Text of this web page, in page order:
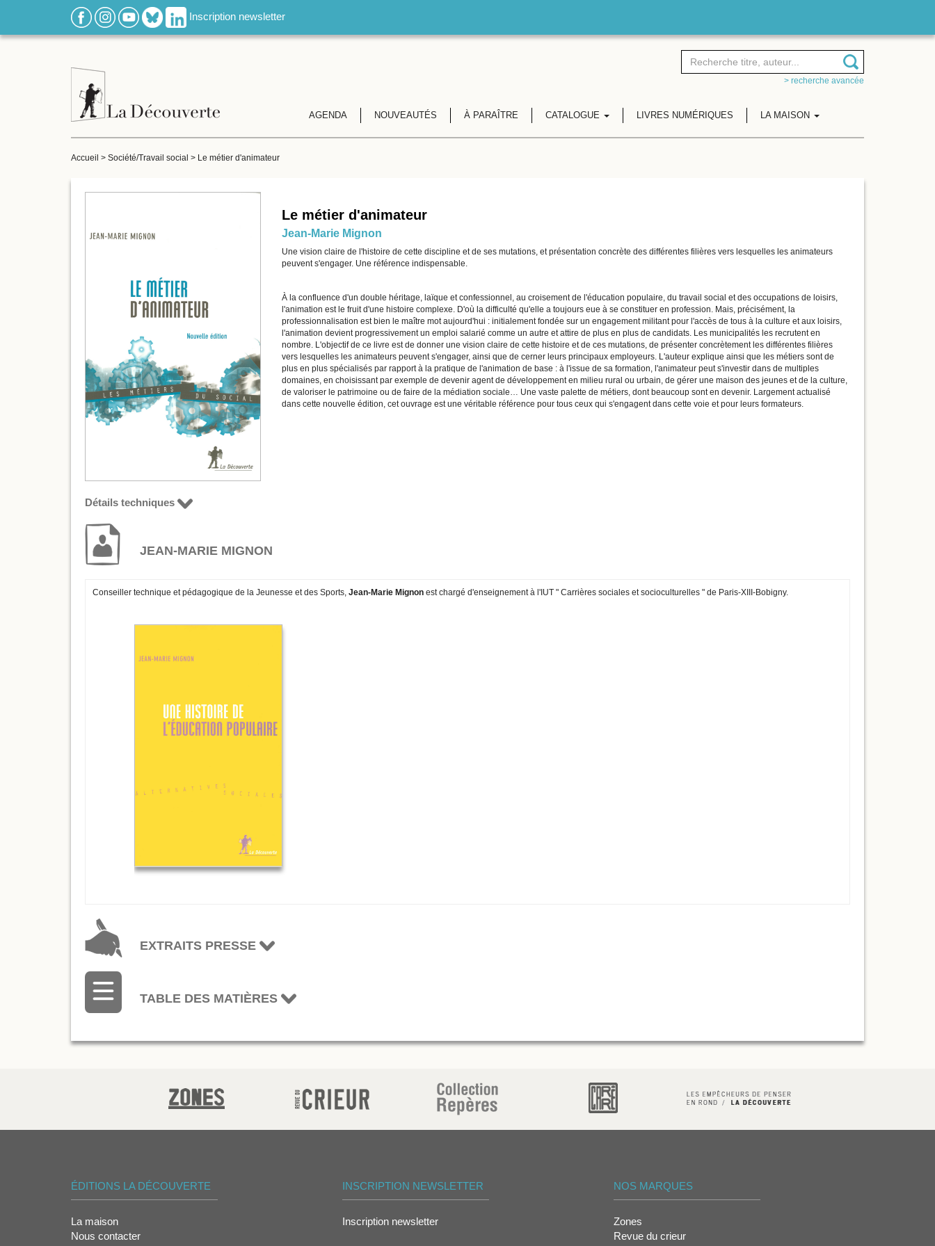
Inscription newsletter
> recherche avancée
AGENDA NOUVEAUTÉS À PARAÎTRE CATALOGUE LIVRES NUMÉRIQUES LA MAISON
Accueil > Société/Travail social > Le métier d'animateur
Le métier d'animateur
Jean-Marie Mignon
Une vision claire de l'histoire de cette discipline et de ses mutations, et présentation concrète des différentes filières vers lesquelles les animateurs
peuvent s'engager. Une référence indispensable.
À la confluence d'un double héritage, laïque et confessionnel, au croisement de l'éducation populaire, du travail social et des occupations de loisirs,
l'animation est le fruit d'une histoire complexe. D'où la difficulté qu'elle a toujours eue à se constituer en profession. Mais, précisément, la
professionnalisation est bien le maître mot aujourd'hui : initialement fondée sur un engagement militant pour l'accès de tous à la culture et aux loisirs,
l'animation devient progressivement un emploi salarié comme un autre et attire de plus en plus de candidats. Les municipalités les recrutent en
nombre. L'objectif de ce livre est de donner une vision claire de cette histoire et de ces mutations, de présenter concrètement les différentes filières
vers lesquelles les animateurs peuvent s'engager, ainsi que de cerner leurs principaux employeurs. L'auteur explique ainsi que les métiers sont de
plus en plus spécialisés par rapport à la pratique de l'animation de base : à l'issue de sa formation, l'animateur peut s'investir dans de multiples
domaines, en choisissant par exemple de devenir agent de développement en milieu rural ou urbain, de gérer une maison des jeunes et de la culture,
de valoriser le patrimoine ou de faire de la médiation sociale… Une vaste palette de métiers, dont beaucoup sont en devenir. Largement actualisé
dans cette nouvelle édition, cet ouvrage est une véritable référence pour tous ceux qui s'engagent dans cette voie et pour leurs formateurs.
Détails techniques
JEAN-MARIE MIGNON
Conseiller technique et pédagogique de la Jeunesse et des Sports, Jean-Marie Mignon est chargé d'enseignement à l'IUT " Carrières sociales et socioculturelles " de Paris-XIII-Bobigny.
EXTRAITS PRESSE
TABLE DES MATIÈRES
ÉDITIONS LA DÉCOUVERTE
La maison
Nous contacter
INSCRIPTION NEWSLETTER
Inscription newsletter
NOS MARQUES
Zones
Revue du crieur